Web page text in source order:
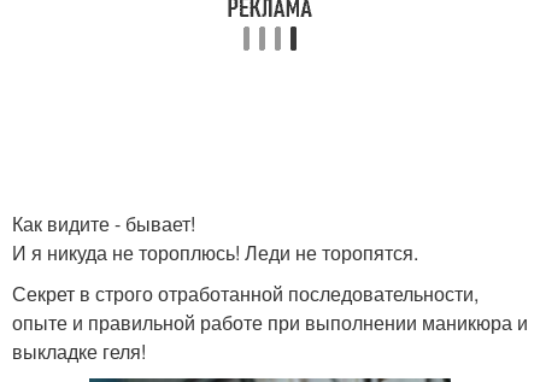
Как видите - бывает!
И я никуда не тороплюсь! Леди не торопятся.
Секрет в строго отработанной последовательности,
опыте и правильной работе при выполнении маникюра и
выкладке геля!